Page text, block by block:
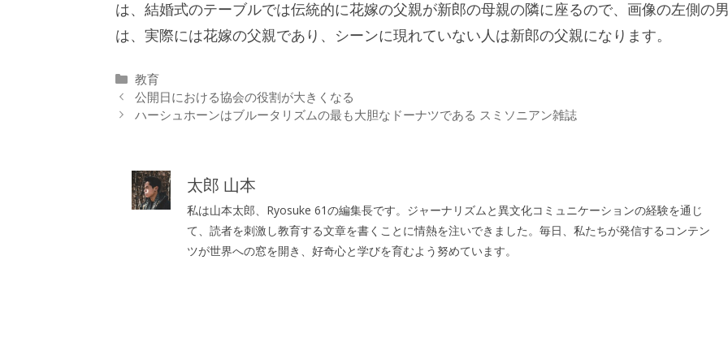
は、結婚式のテーブルでは伝統的に花嫁の父親が新郎の母親の隣に座るので、画像の左側の
は、実際には花嫁の父親であり、シーンに現れていない人は新郎の父親になります。
カ
テ
ゴ
教育
公開日における協会の役割が大きくなる
ハーシュホーンはブルータリズムの最も大胆なドーナツである スミソニアン雑誌
太郎 山本
私は山本太郎、Ryosuke 61の編集長です。ジャーナリズムと異文化コミュニケーションの経験を通じ
て、読者を刺激し教育する文章を書くことに情熱を注いできました。毎日、私たちが発信するコンテン
ツが世界への窓を開き、好奇心と学びを育むよう努めています。